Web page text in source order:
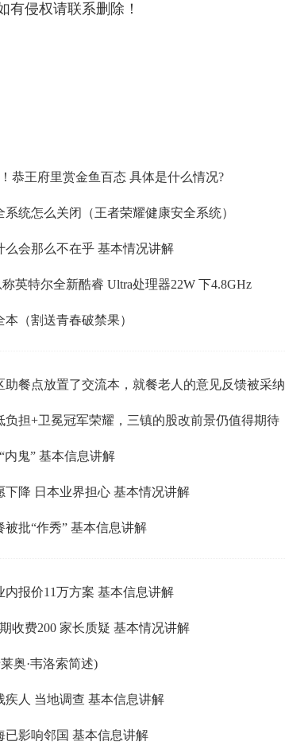
有侵权请联系删除！
恭王府里赏金鱼百态 具体是什么情况?
统怎么关闭（王者荣耀健康安全系统）
么会那么不在乎 基本情况讲解
英特尔全新酷睿 Ultra处理器22W 下4.8GHz
（割送青春破禁果）
助餐点放置了交流本，就餐老人的意见反馈被采纳
负担+卫冕冠军荣耀，三镇的股改前景仍值得期待
内鬼” 基本信息讲解
下降 日本业界担心 基本情况讲解
批“作秀” 基本信息讲解
内报价11万方案 基本信息讲解
收费200 家长质疑 基本情况讲解
奥·韦洛索简述)
疾人 当地调查 基本信息讲解
已影响邻国 基本信息讲解